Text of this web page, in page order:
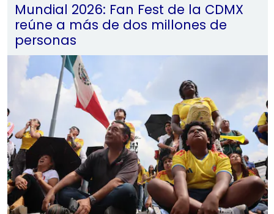
Mundial 2026: Fan Fest de la CDMX
reúne a más de dos millones de
personas